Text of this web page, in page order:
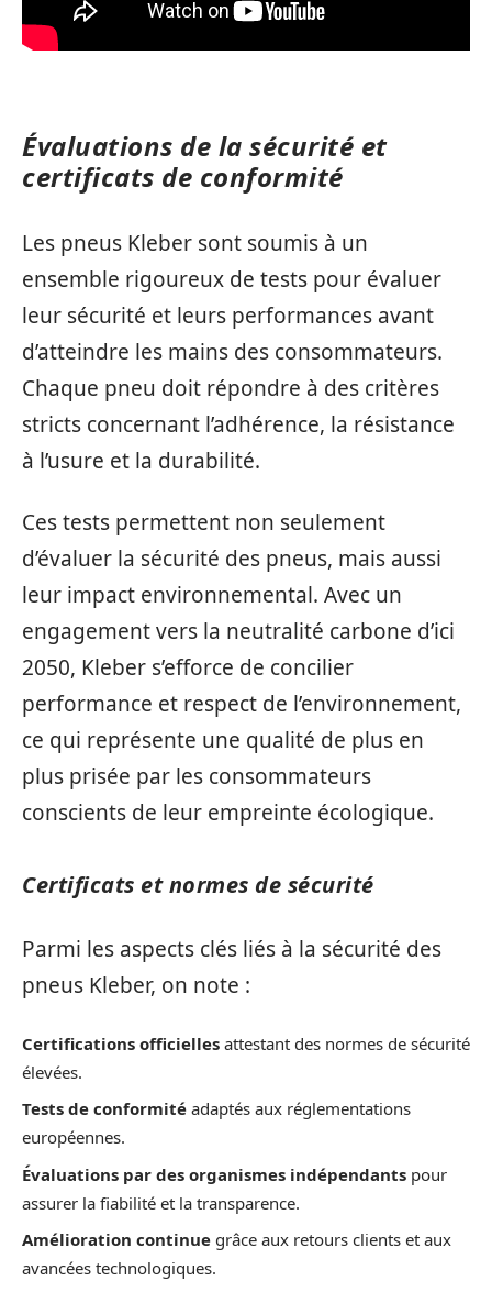
Évaluations de la sécurité et
certificats de conformité
Les pneus Kleber sont soumis à un
ensemble rigoureux de tests pour évaluer
leur sécurité et leurs performances avant
d’atteindre les mains des consommateurs.
Chaque pneu doit répondre à des critères
stricts concernant l’adhérence, la résistance
à l’usure et la durabilité.
Ces tests permettent non seulement
d’évaluer la sécurité des pneus, mais aussi
leur impact environnemental. Avec un
engagement vers la neutralité carbone d’ici
2050, Kleber s’efforce de concilier
performance et respect de l’environnement,
ce qui représente une qualité de plus en
plus prisée par les consommateurs
conscients de leur empreinte écologique.
Certificats et normes de sécurité
Parmi les aspects clés liés à la sécurité des
pneus Kleber, on note :
Certifications officielles attestant des normes de sécurité
élevées.
Tests de conformité adaptés aux réglementations
européennes.
Évaluations par des organismes indépendants pour
assurer la fiabilité et la transparence.
Amélioration continue grâce aux retours clients et aux
avancées technologiques.